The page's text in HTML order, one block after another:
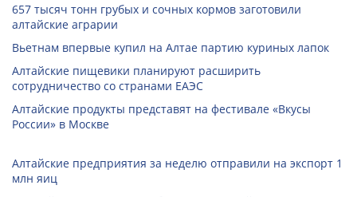
657 тысяч тонн грубых и сочных кормов заготовили
алтайские аграрии
Вьетнам впервые купил на Алтае партию куриных лапок
Алтайские пищевики планируют расширить
сотрудничество со странами ЕАЭС
Алтайские продукты представят на фестивале «Вкусы
России» в Москве
Алтайские предприятия за неделю отправили на экспорт 1
млн яиц